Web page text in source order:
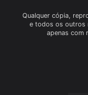
Qualquer cópia,
e todos os outros
apenas com